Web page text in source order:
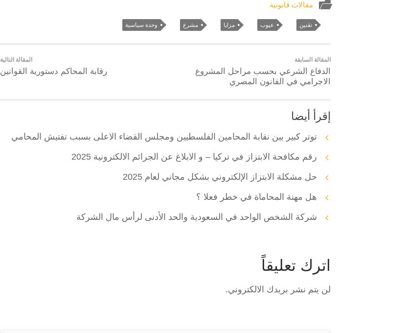
مقالات قانونية
تقنين عيوب مزايا مشرع وحدة سياسية
المقالة السابقة
الدفاع الشرعي بحسب مراحل المشروع
الاجرامي في القانون المصري
المقالة التالية
رقابة المحاكم دستورية القوانين
إقرأ أيضا
توتر كبير بين نقابة المحامين الفلسطيين ومجلس القضاء الاعلى بسبب تفتيش المحامي
رقم مكافحة الابتزاز في تركيا – و الابلاغ عن الجرائم الالكترونية 2025
حل مشكلة الابتزاز الإلكتروني بشكل مجاني لعام 2025
هل مهنة المحاماة في خطر فعلا ؟
شركة الشخص الواحد في السعودية والحد الأدنى لرأس مال الشركة
اترك تعليقاً
لن يتم نشر بريدك الالكتروني.